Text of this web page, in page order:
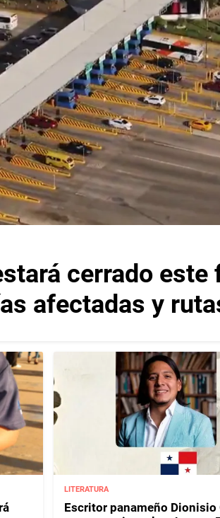
cerrado este
afectadas y
LITERATURA
Escritor panameño Dionisio